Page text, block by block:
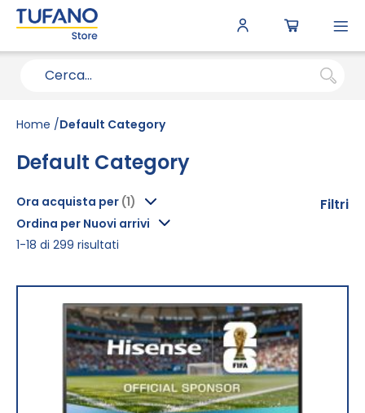
Home Default Category
Default Category
Ordina per Nuovi arrivi
1-18 di 299 risultati
Filtri
Ora acquista per